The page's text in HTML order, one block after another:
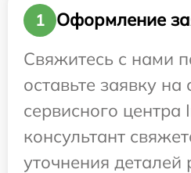
1
Оформление
Свяжитесь с нами
оставьте заявку на
сервисного
консультант
уточнения